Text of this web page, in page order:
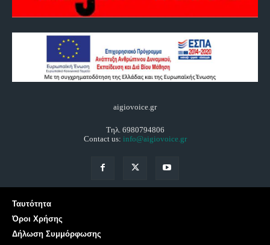
aigiovoice.gr
Τηλ. 6980794806
Contact us: info@aigiovoice.gr
Ταυτότητα
Όροι Χρήσης
Δήλωση Συμμόρφωσης